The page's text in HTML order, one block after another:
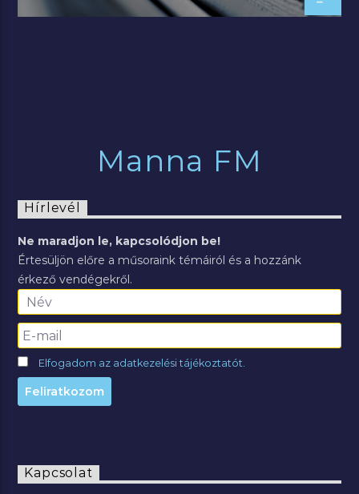
Manna FM
Hírlevél
Ne maradjon le, kapcsolódjon be!
Értesüljön előre a műsoraink témáiról és a hozzánk
érkező vendégekről.
Elfogadom az adatkezelési tájékoztatót.
Kapcsolat